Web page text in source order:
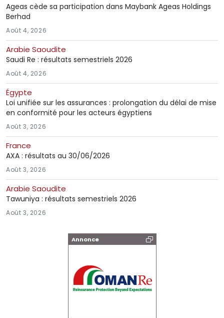
Annonce
Ageas cède sa participation dans Maybank Ageas Holdings
Berhad
Août 4, 2026
Arabie Saoudite
Saudi Re : résultats semestriels 2026
Août 4, 2026
Égypte
Loi unifiée sur les assurances : prolongation du délai de mise
en conformité pour les acteurs égyptiens
Août 3, 2026
France
AXA : résultats au 30/06/2026
Août 3, 2026
Arabie Saoudite
Tawuniya : résultats semestriels 2026
Août 3, 2026